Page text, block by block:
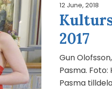
12 June, 2018
2017
Gun
Pasma.
Pasma